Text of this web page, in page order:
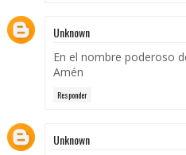
Unknown
En el nombre poderoso
Amén
Responder
Unknown